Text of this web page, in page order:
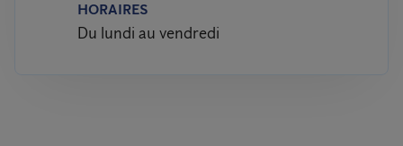
HORAIRES
Du lundi au vendredi